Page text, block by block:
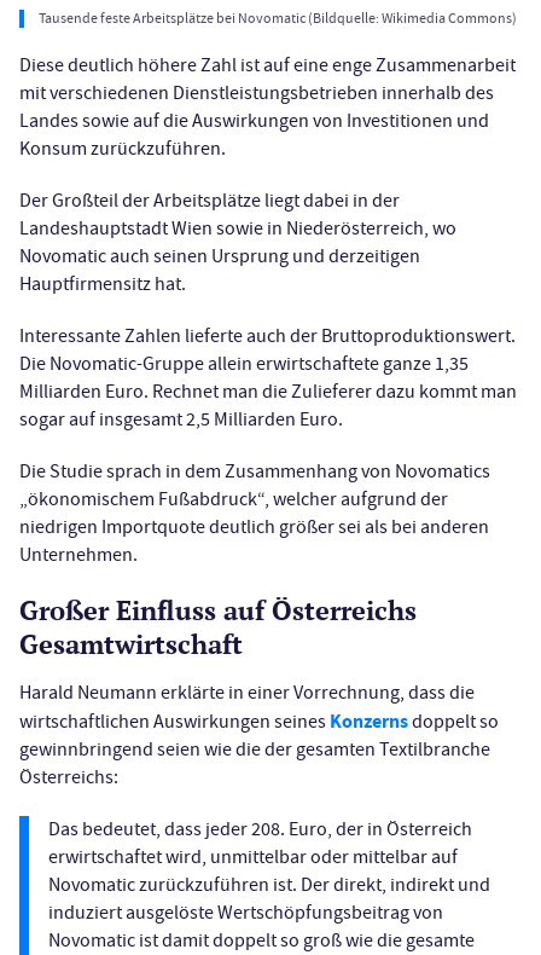
Tausende feste Arbeitsplätze bei Novomatic (Bildquelle: Wikimedia Commons)
Diese deutlich höhere Zahl ist auf eine enge Zusammenarbeit
mit verschiedenen Dienstleistungsbetrieben innerhalb des
Landes sowie auf die Auswirkungen von Investitionen und
Konsum zurückzuführen.
Der Großteil der Arbeitsplätze liegt dabei in der
Landeshauptstadt Wien sowie in Niederösterreich, wo
Novomatic auch seinen Ursprung und derzeitigen
Hauptfirmensitz hat.
Interessante Zahlen lieferte auch der Bruttoproduktionswert.
Die Novomatic-Gruppe allein erwirtschaftete ganze 1,35
Milliarden Euro. Rechnet man die Zulieferer dazu kommt man
sogar auf insgesamt 2,5 Milliarden Euro.
Die Studie sprach in dem Zusammenhang von Novomatics
„ökonomischem Fußabdruck“, welcher aufgrund der
niedrigen Importquote deutlich größer sei als bei anderen
Unternehmen.
Großer Einfluss auf Österreichs
Gesamtwirtschaft
Harald Neumann erklärte in einer Vorrechnung, dass die
wirtschaftlichen Auswirkungen seines Konzernsdoppelt so
gewinnbringend seien wie die der gesamten Textilbranche
Österreichs:
Das bedeutet, dass jeder 208. Euro, der in Österreich
erwirtschaftet wird, unmittelbar oder mittelbar auf
Novomatic zurückzuführen ist. Der direkt, indirekt und
induziert ausgelöste Wertschöpfungsbeitrag von
Novomatic ist damit doppelt so groß wie die gesamte